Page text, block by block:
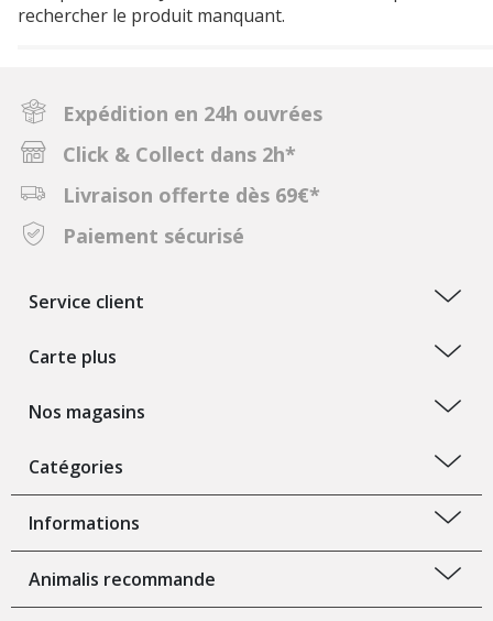
rechercher le produit manquant.
Expédition en 24h ouvrées
Click & Collect dans 2h*
Livraison offerte dès 69€*
Paiement sécurisé
Service client
Carte plus
Nos magasins
Catégories
Informations
Animalis recommande